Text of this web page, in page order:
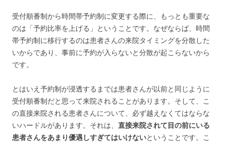
受付順番制から時間帯予約制に変更する際に、もっとも重要な
のは「予約比率を上げる」ということです。なぜならば、時間
帯予約制に移行するのは患者さんの来院タイミングを分散した
いからであり、事前に予約が入らないと分散が起こらないから
です。
とはいえ予約制が浸透するまでは患者さんが以前と同じように
受付順番制だと思って来院されることがあります。そして、こ
の直接来院される患者さんについて、必ず越えなくてはならな
いハードルがあります。それは、 直接来院されて目の前にいる
患者さんをあまり優遇しすぎてはいけないということです。こ